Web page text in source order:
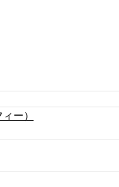
ー）
は？〜